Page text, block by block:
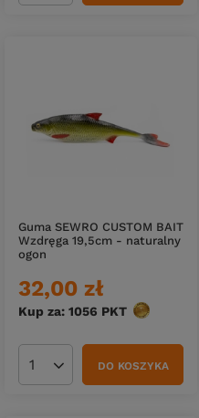
Guma SEWRO CUSTOM BAIT
Wzdręga 19,5cm - naturalny
ogon
32,00 zł
Kup za: 1056 PKT punktów
Ilość produktówDO KOSZYKA